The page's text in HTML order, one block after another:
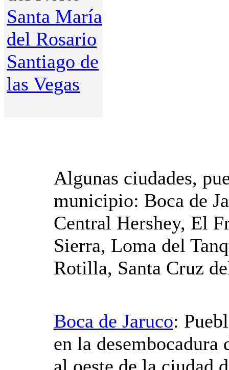
Santa María
del Rosario
Santiago de
las Vegas
Algunas ciudades,
municipio: Boca de
Central Hershey, El
Sierra, Loma del
Rotilla, Santa Cruz
Boca de Jaruco:
en la desembocadura